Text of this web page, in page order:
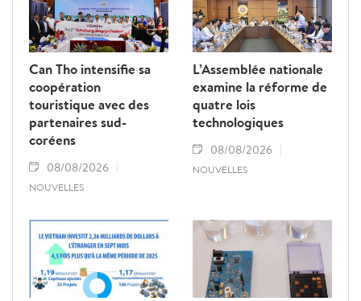
Can Tho intensifie sa
coopération
touristique avec des
partenaires sud-
coréens
08/08/2026
NOUVELLES
L’Assemblée nationale
examine la réforme de
quatre lois
technologiques
08/08/2026
NOUVELLES